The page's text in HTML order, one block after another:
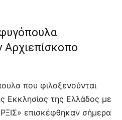
Αρχιεπίσκοπο
που φιλοξενούνται
Εκκλησίας της Ελλάδος με
επισκέφθηκαν σήμερα